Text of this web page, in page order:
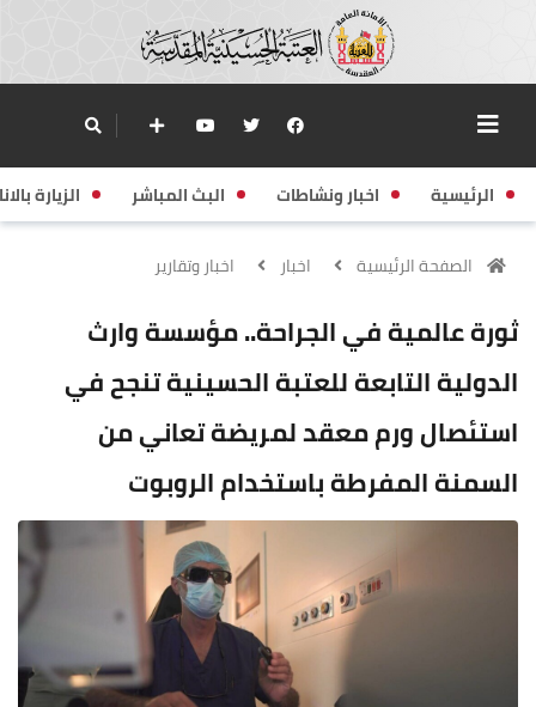
الرئيسية اخبار ونشاطات البث المباشر الزيارة
الصفحة الرئيسية اخبار اخبار وتقارير
ثورة عالمية في الجراحة.. مؤسسة وارث
الدولية التابعة للعتبة الحسينية تنجح في
استئصال ورم معقد لمريضة تعاني من
السمنة المفرطة باستخدام الروبوت